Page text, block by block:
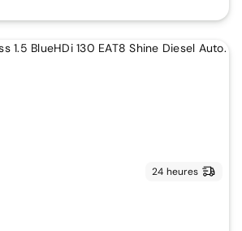
24 heures